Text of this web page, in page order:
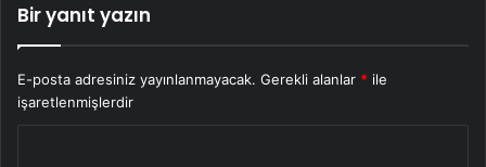
Bir yanıt yazın
E-posta adresiniz yayınlanmayacak. Gerekli alanlar * ile
işaretlenmişlerdir